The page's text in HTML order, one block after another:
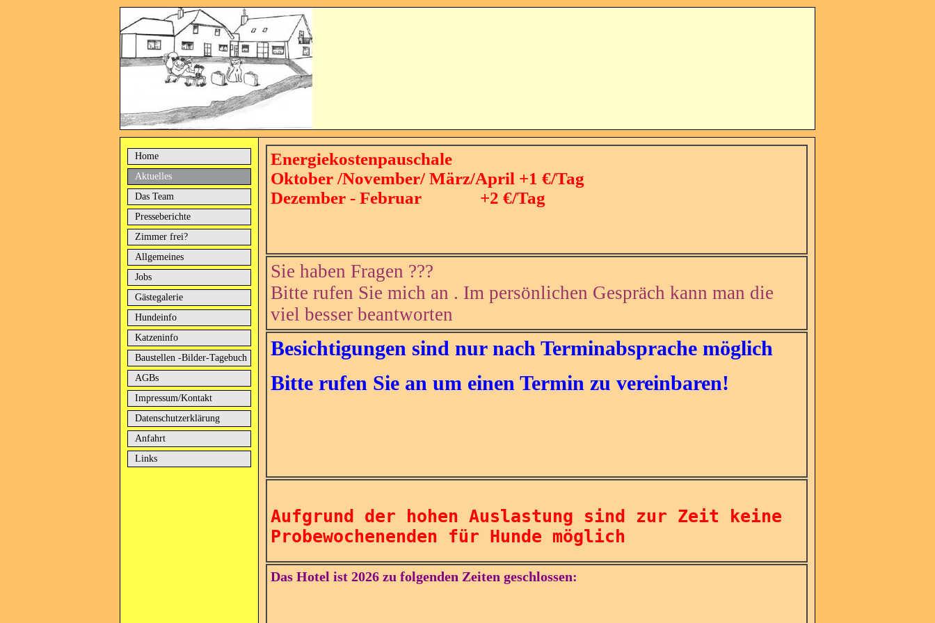
Home
Aktuelles
Das Team
Presseberichte
Zimmer frei?
Allgemeines
Jobs
Gästegalerie
Hundeinfo
Katzeninfo
Baustellen -Bilder-Tagebuch
AGBs
Impressum/Kontakt
Datenschutzerklärung
Anfahrt
Links
Energiekostenpauschale
Oktober /November/ März/April +1 €/Tag
Dezember - Februar +2 €/Tag
Sie haben Fragen ???
Bitte rufen Sie mich an . Im persönlichen Gespräch kann man die
viel besser beantworten
Besichtigungen sind nur nach Terminabsprache möglich
Bitte rufen Sie an um einen Termin zu vereinbaren!
Aufgrund der hohen Auslastung sind zur Zeit keine
Probewochenenden für Hunde möglich
Das Hotel ist 2026 zu folgenden Zeiten geschlossen: